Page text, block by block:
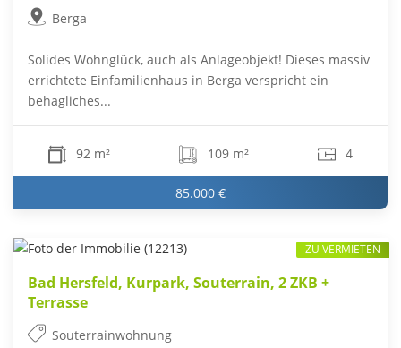
Berga
Solides Wohnglück, auch als Anlageobjekt! Dieses massiv
errichtete Einfamilienhaus in Berga verspricht ein
behagliches...
92 m² 109 m² 4
85.000 €
Bad Hersfeld, Kurpark, Souterrain, 2 ZKB +
Terrasse
Souterrainwohnung
ZU VERMIETEN